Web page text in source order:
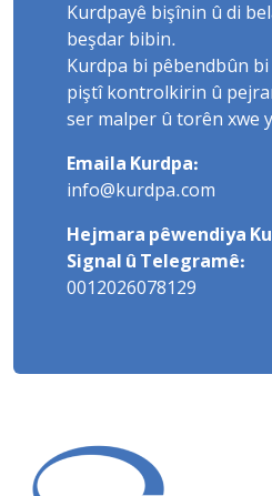
Kurdpayê bişînin û di
beşdar bibin.
Kurdpa bi pêbendbûn
piştî kontrolkirin û
ser malper û torên xwe
Emaila Kurdpa:
info@kurdpa.com
Hejmara pêwendiya
Signal û Telegramê:
0012026078129